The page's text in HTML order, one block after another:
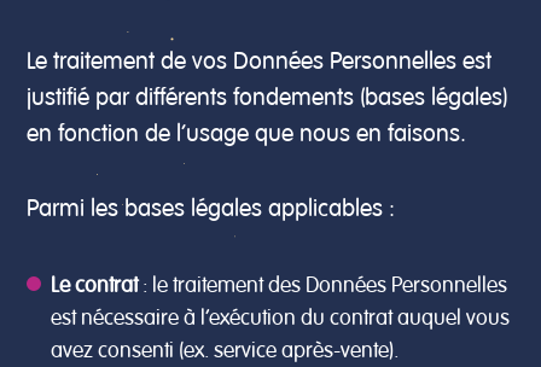
Le traitement de vos Données Personnelles est
justifié par différents fondements (bases légales)
en fonction de l’usage que nous en faisons.
Parmi les bases légales applicables :
Le contrat: le traitement des Données Personnelles
est nécessaire à l’exécution du contrat auquel vous
avez consenti (ex. service après-vente).